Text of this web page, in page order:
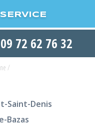
09 72 62 76 32
/
Saint-Denis
Bazas